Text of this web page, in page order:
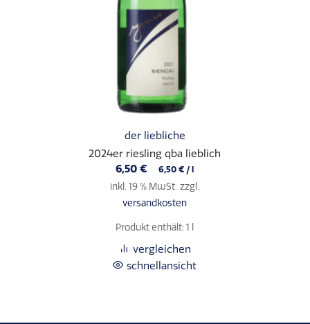
der liebliche
2024er riesling qba lieblich
6,50€ 6,50€ /l
inkl. 19 % MwSt. zzgl.
versandkosten
Produkt enthält: 1
vergleichen
schnellansicht